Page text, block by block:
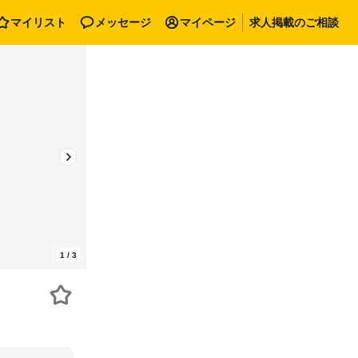
マイリスト メッセージ マイページ 求人掲載のご相談
1 / 3